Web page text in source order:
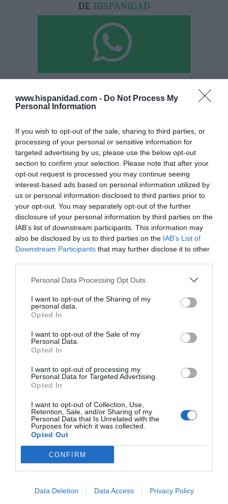
www.hispanidad.com - Do Not Process My
Personal Information
If you wish to opt-out of the sale, sharing to third parties, or
processing of your personal or sensitive information for
targeted advertising by us, please use the below opt-out
section to confirm your selection. Please note that after your
opt-out request is processed you may continue seeing
interest-based ads based on personal information utilized by
us or personal information disclosed to third parties prior to
your opt-out. You may separately opt-out of the further
disclosure of your personal information by third parties on the
IAB’s list of downstream participants. This information may
also be disclosed by us to third parties on the IAB’s List of
Downstream Participants that may further disclose it to other
Personal Data Processing Opt Outs
I want to opt-out of the Sharing of my
personal data.
Opted In
I want to opt-out of the Sale of my
Personal Data.
Opted In
I want to opt-out of processing my
Personal Data for Targeted Advertising.
Opted In
I want to opt-out of Collection, Use,
Retention, Sale, and/or Sharing of my
Personal Data that Is Unrelated with the
Purposes for which it was collected.
Opted Out
CONFIRM
Data Deletion Data Access Privacy Policy
Hoy destacamos
ECONOMÍA
Onur Genç, mientras Rodríguez Soler le
exige que le nombre CEO... y exhibe músculo
Eulogio López 07/08/26 07:57
ESPAÑA
Sánchez se levanta de la tumbona para
hacerse una foto haciendo como que trabaja
en la crisis de Ceuta
Redacción 07/08/26 14:10
ECONOMÍA
La ‘low cost’ británica easyJet pasará a manos
del peor fondo posible: Apollo... pero no
podrá hacerse con el control total
OPINIÓN
Dios es el señor de los eclipses
Fidel García
OPINIÓN
son las patentes
Eulogio López
Marcelo Gullo: “El trabajo de desmitificar la
historia, de poner la verdadera, de
desmontar la falsificación, es un trabajo
cristiano"